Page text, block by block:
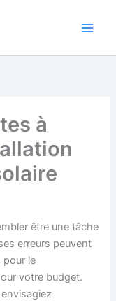
à
être une tâche
erreurs peuvent
pour le
votre budget.